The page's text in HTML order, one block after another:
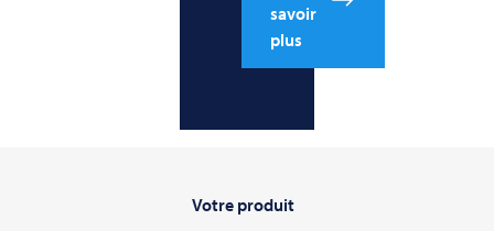
savoir
plus
Votre produit